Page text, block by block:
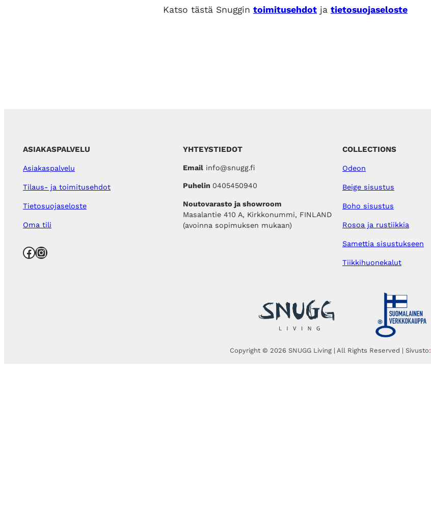
Katso tästä Snuggin toimitusehdot ja tietosuojaseloste
ASIAKASPALVELU
Asiakaspalvelu
Tilaus- ja toimitusehdot
Tietosuojaseloste
Oma tili
Facebook Instagram
YHTEYSTIEDOT
Emailinfo@snugg.fi
Puhelin 0405450940
Noutovarasto ja showroom
Masalantie 410 A, Kirkkonummi, FINLAND
(avoinna sopimuksen mukaan)
COLLECTIONS
Odeon
Beige sisustus
Boho sisustus
Rosoa ja rustiikkia
Samettia sisustukseen
Tiikkihuonekalut
Copyright © 2026 SNUGG Living | All Rights Reserved | Sivusto: